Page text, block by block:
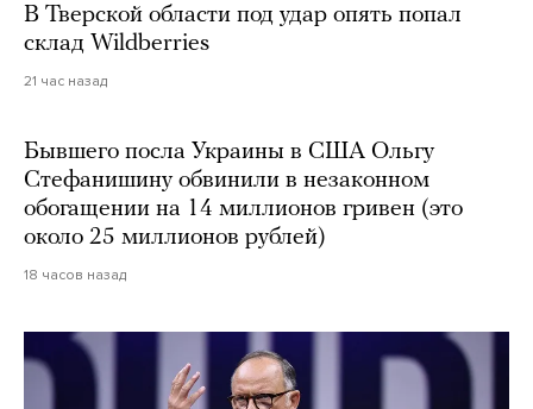
В Тверской области под удар опять попал
склад Wildberries
21 час назад
Бывшего посла Украины в США Ольгу
Стефанишину обвинили в незаконном
обогащении на 14 миллионов гривен (это
около 25 миллионов рублей)
18 часов назад